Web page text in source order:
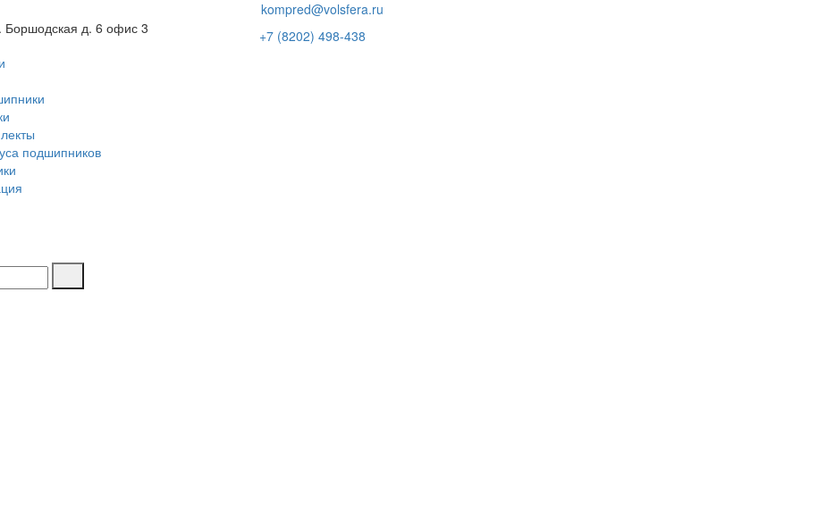
Боршодская д. 6 офис 3
kompred@volsfera.ru
+7 (8202) 498-438
подшипников